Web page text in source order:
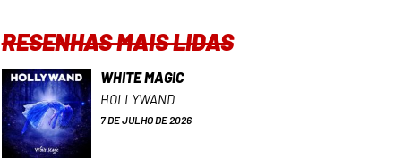
RESENHAS MAIS LIDAS
WHITE MAGIC
HOLLYWAND
7 DE JULHO DE 2026